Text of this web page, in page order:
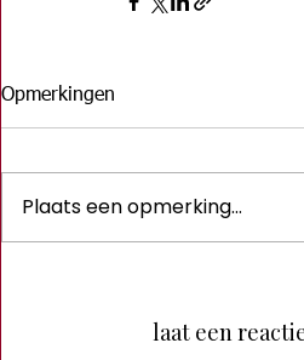
Opmerkingen
Plaats een opmerking...
laat een